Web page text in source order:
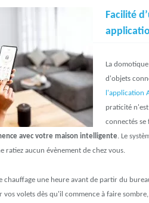
Facilité
La
d'objets
l'application
praticité n'est
connectés se
avec votre maison intelligente. Le
ratiez aucun évènement de chez vous.
chauffage une heure avant de partir du
vos volets dès qu'il commence à faire